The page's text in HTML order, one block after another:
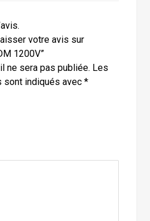
votre avis sur
1200V”
ne sera pas publiée. Les
sont indiqués avec*